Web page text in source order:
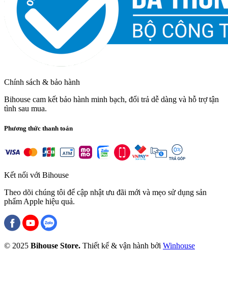
Chính sách & bảo hành
Bihouse cam kết bảo hành minh bạch, đổi trả dễ dàng và hỗ trợ tận
tình sau mua.
Phương thức thanh toán
Kết nối với Bihouse
Theo dõi chúng tôi để cập nhật ưu đãi mới và mẹo sử dụng sản
phẩm Apple hiệu quả.
© 2025 Bihouse Store. Thiết kế & vận hành bởi Winhouse